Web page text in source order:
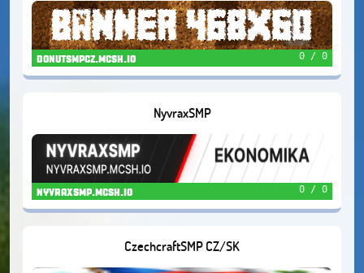
donutsmpcz.mcsh.io 0 / 0
NyvraxSMP
nyvraxsmp.mcsh.io 0 / 0
CzechcraftSMP CZ/SK